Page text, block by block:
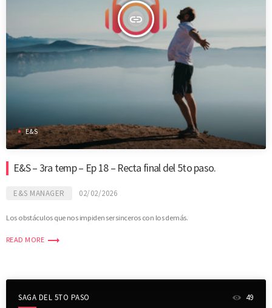
insert_link
E&S
E&S – 3ra temp – Ep 18 – Recta final del 5to paso.
E&S MANAGER 02/02/2026
Los obstáculos que nos impiden ser sinceros con los demás.
READ MORE trending_flat
SAGA DEL 5TO PASO 49